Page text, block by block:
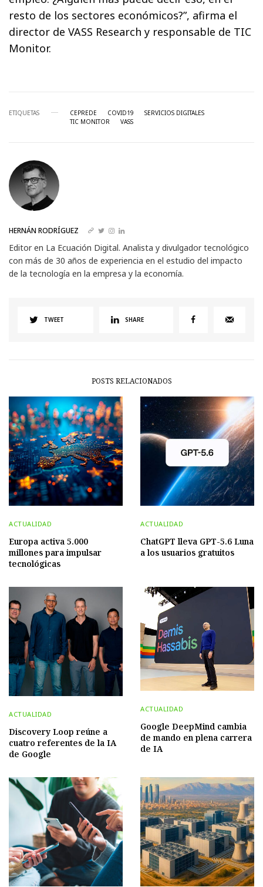
resto de los sectores económicos?”, afirma el
director de VASS Research y responsable de TIC
Monitor.
ETIQUETAS CEPREDE COVID19
SERVICIOS DIGITALES
TIC MONITOR
VASS
HERNÁN RODRÍGUEZ
Editor en La Ecuación Digital. Analista y divulgador tecnológico
con más de 30 años de experiencia en el estudio del impacto
de la tecnología en la empresa y la economía.
TWEET SHARE
POSTS RELACIONADOS
ACTUALIDAD
Europa activa 5.000
millones para impulsar
tecnológicas
ACTUALIDAD
ChatGPT lleva GPT-5.6 Luna
a los usuarios gratuitos
ACTUALIDAD
Discovery Loop reúne a
cuatro referentes de la IA
de Google
ACTUALIDAD
Google DeepMind cambia
de mando en plena carrera
de IA